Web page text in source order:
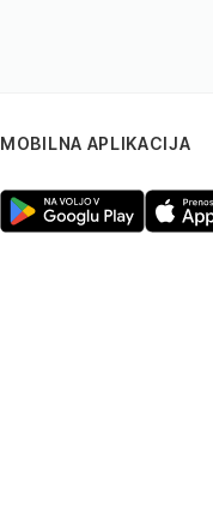
MOBILNA APLIKACIJA